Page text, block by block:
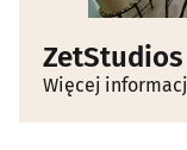
Więcej